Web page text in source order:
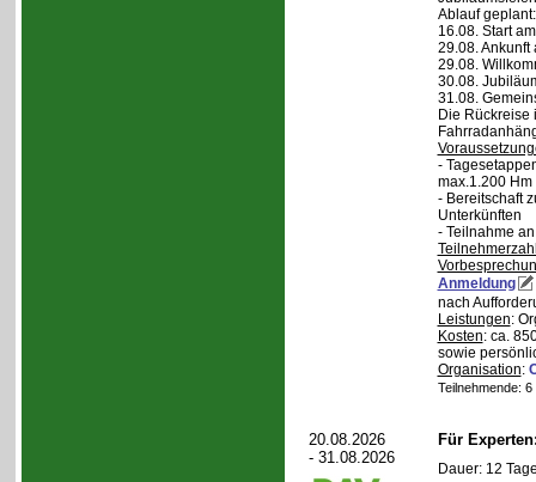
Ablauf geplant:
16.08. Start
29.08. Ankunft
29.08.
30.08.
31.08.
Die Rückreise
-
max.1.200 Hm
- Bereitschaft
Unterkünften
- Teilnahme
Anmeldung
nach
Leistungen:
Kosten: ca.
sowie
Organisation:
Teilnehmende:
20.08.2026
- 31.08.2026
Für
Dauer: 12